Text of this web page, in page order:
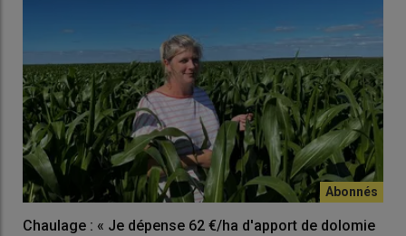
Chaulage : « Je dépense 62 €/ha d'apport de dolomie